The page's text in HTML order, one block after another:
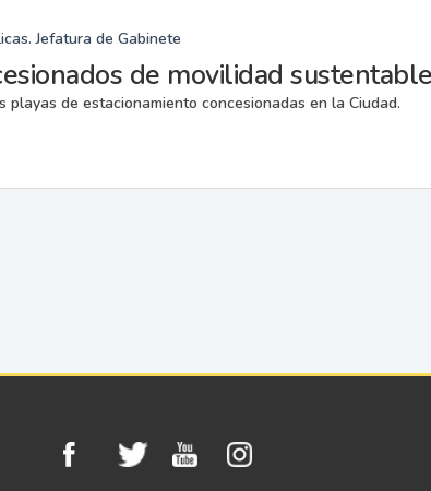
Jefatura de Gabinete
de movilidad sustentable
de estacionamiento concesionadas en la Ciudad.